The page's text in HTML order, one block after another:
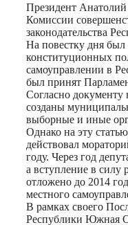
Президент Анатолий
Комиссии
законодательства
На повестку дня
конституционных
самоуправлении в
был принят
Согласно
созданы
выборные и иные
Однако на эту
действовал
году. Через год
а вступление в силу
отложено до 2014
местного
В рамках своего
Республики Южная